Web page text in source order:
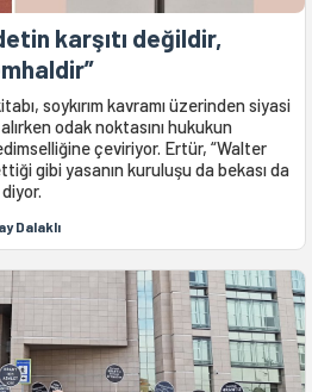
karşıtı değildir,
soykırım kavramı üzerinden siyasi
odak noktasını hukukun
çeviriyor. Ertür, “Walter
gibi yasanın kuruluşu da bekası da
Dalaklı